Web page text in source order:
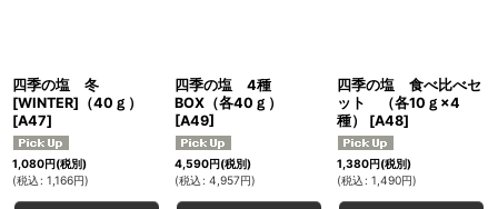
四季の塩 冬
[WINTER]（40ｇ）
[A47]
1,080円(税別)
(税込: 1,166円)
四季の塩 4種
BOX（各40ｇ）
[A49]
4,590円(税別)
(税込: 4,957円)
四季の塩 食べ比べセ
ット （各10ｇ×4
種）
[A48]
1,380円(税別)
(税込: 1,490円)